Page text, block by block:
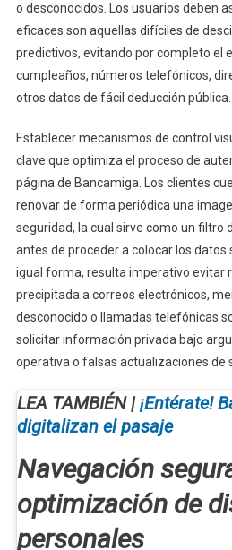
o desconocidos. Los usuarios deben
eficaces son aquellas difíciles de
predictivos, evitando por completo el
cumpleaños, números telefónicos,
otros datos de fácil deducción pública.
Establecer mecanismos de control
clave que optimiza el proceso de
página de Bancamiga. Los clientes
renovar de forma periódica una
seguridad, la cual sirve como un filtro
antes de proceder a colocar los datos
igual forma, resulta imperativo evitar
precipitada a correos electrónicos,
desconocido o llamadas telefónicas
solicitar información privada bajo
operativa o falsas actualizaciones de
LEA TAMBIÉN |¡Entérate!
digitalizan el pasaje
Navegación
optimización de
personales